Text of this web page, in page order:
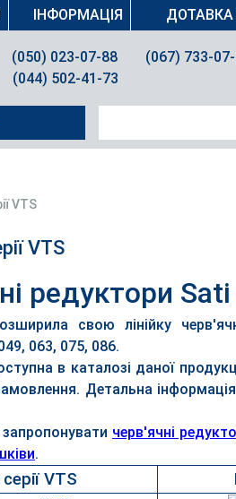
ІНФОРМАЦІЯ ДОТАВКА
(050) 023-07-88
(067) 733-
(044) 502-41-73
VTS
VTS
редуктори Sati
свою лінійку
063, 075, 086.
в каталозі даної
Детальна
черв'ячні
.
VTS